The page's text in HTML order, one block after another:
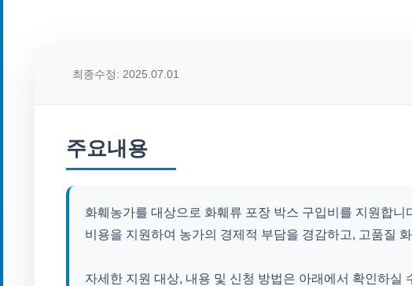
최종수정: 2025.07.01
주요내용
화훼농가를 대상으로 화훼류 포장 박스 구입비를 지원합니
비용을 지원하여 농가의 경제적 부담을 경감하고, 고품질
자세한 지원 대상, 내용 및 신청 방법은 아래에서 확인하실